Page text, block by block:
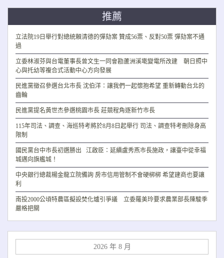
推薦
立法院19日舉行對總統賴清德的彈劾案 贊成56票、反對50票 彈劾案不通
過
立委林淑芬與台電董事長曾文生一同會勘蘆洲溪墘變電所改建 朝日照中
心與托幼等複合式活動中心方向發展
民進黨徵召參選台北市長 沈伯洋：讓我們一起懷抱希望 重新轉動台北的
齒輪
民進黨提名黃世杰參選桃園市長 莊競程角逐新竹市長
115年司法、調查、海巡特考將於8月8日起舉行 司法、調查特考刪除身高
限制
國民黨台中市長初選勝出 江啟臣：延續盧秀燕市長施政，讓臺中從幸福
城邁向旗艦城！
中央銀行總裁楊金龍立院備詢 房市信用管制不會硬梆梆 希望建商也要讓
利
南投2000公頃特農區擬設焚化爐引爭議 立委羅美玲要求農業部長陳駿季
嚴格把關
2026 年 8 月